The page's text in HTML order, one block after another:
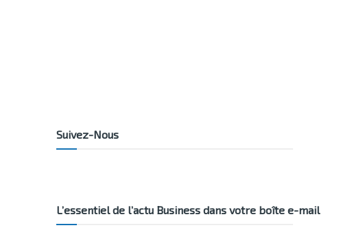
Suivez-Nous
L’essentiel de l’actu Business dans votre boîte e-mail